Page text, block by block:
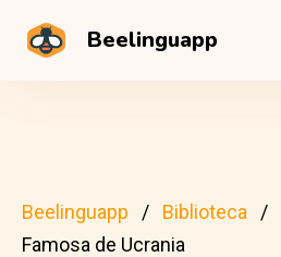
Beelinguapp
Beelinguapp Biblioteca
Famosa de Ucrania